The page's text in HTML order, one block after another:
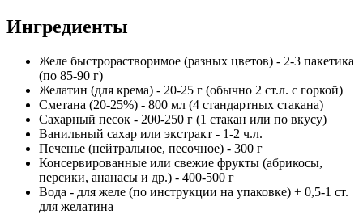
Ингредиенты
Желе быстрорастворимое (разных цветов) - 2-3 пакетика
(по 85-90 г)
Желатин (для крема) - 20-25 г (обычно 2 ст.л. с горкой)
Сметана (20-25%) - 800 мл (4 стандартных стакана)
Сахарный песок - 200-250 г (1 стакан или по вкусу)
Ванильный сахар или экстракт - 1-2 ч.л.
Печенье (нейтральное, песочное) - 300 г
Консервированные или свежие фрукты (абрикосы,
персики, ананасы и др.) - 400-500 г
Вода - для желе (по инструкции на упаковке) + 0,5-1 ст.
для желатина